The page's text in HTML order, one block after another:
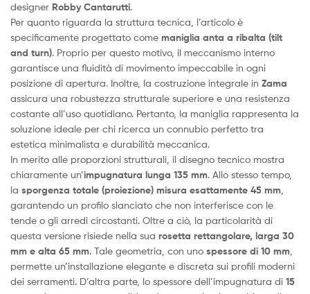
designer Robby Cantarutti.
Per quanto riguarda la struttura tecnica, l’articolo è
specificamente progettato come maniglia anta a ribalta (tilt
and turn). Proprio per questo motivo, il meccanismo interno
garantisce una fluidità di movimento impeccabile in ogni
posizione di apertura. Inoltre, la costruzione integrale in Zama
assicura una robustezza strutturale superiore e una resistenza
costante all’uso quotidiano. Pertanto, la maniglia rappresenta la
soluzione ideale per chi ricerca un connubio perfetto tra
estetica minimalista e durabilità meccanica.
In merito alle proporzioni strutturali, il disegno tecnico mostra
chiaramente un’impugnatura lunga 135 mm. Allo stesso tempo,
la sporgenza totale (proiezione) misura esattamente 45 mm
garantendo un profilo slanciato che non interferisce con le
tende o gli arredi circostanti. Oltre a ciò, la particolarità di
questa versione risiede nella sua rosetta rettangolare, larga 30
mm e alta 65 mm. Tale geometria, con uno spessore di 10 mm
permette un’installazione elegante e discreta sui profili moderni
dei serramenti. D’altra parte, lo spessore dell’impugnatura di 15